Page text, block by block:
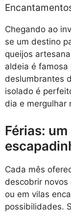
Chegando ao
se um destino
queijos
aldeia é
deslumbrantes
isolado é
dia e mergulhar
Férias:
Cada mês
descobrir novos
ou em vilas
possibilidades.